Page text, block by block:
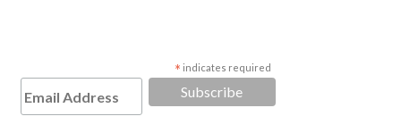
* indicates required